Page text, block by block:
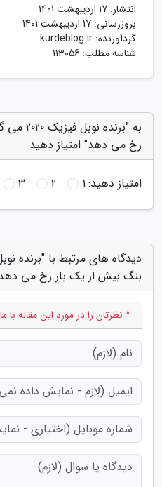
انتشار: 17 اردیبهشت 1401
بروزرسانی: 17 اردیبهشت 1401
گردآورنده: kurdeblog.ir
شناسه مطلب: 113056
به
رخ می دهد" امتیاز دهید
امتیاز دهید:1
2
3
بنگ بیش از یک بار رخ می
* نظرتان را در مورد این مقاله با